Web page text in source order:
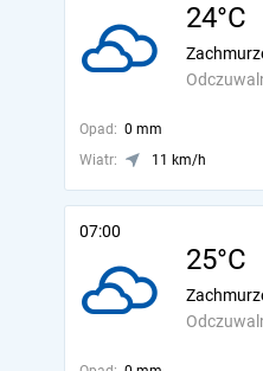
24°C
Opad: 0 mm
Wiatr:
11 km/h
07:00
25°C